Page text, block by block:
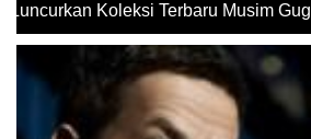
Koleksi Terbaru Musim Gugur